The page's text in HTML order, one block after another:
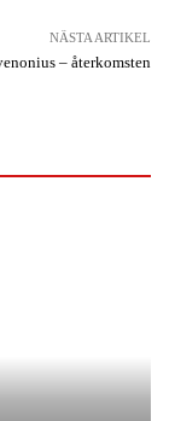
NÄSTA ARTIKEL
– återkomsten